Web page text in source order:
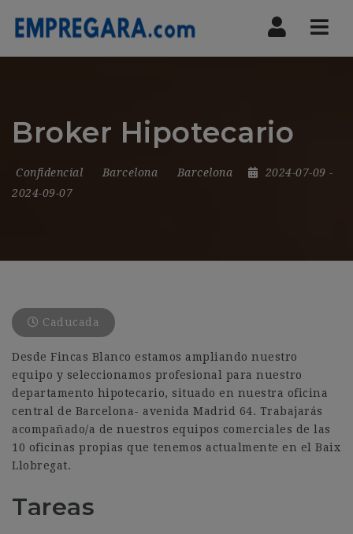
Broker Hipotecario
Confidencial Barcelona Barcelona 2024-07-09 -
2024-09-07
Caducada
Desde Fincas Blanco estamos ampliando nuestro
equipo y seleccionamos profesional para nuestro
departamento hipotecario, situado en nuestra oficina
central de Barcelona- avenida Madrid 64. Trabajarás
acompañado/a de nuestros equipos comerciales de las
10 oficinas propias que tenemos actualmente en el Baix
Llobregat.
Tareas